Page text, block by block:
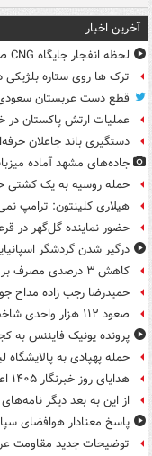
آخرین اخبار
لحظه انفجار جایگاه CNG صحنه در دوربین مداربسته
ترک ها روی ستاره
قطع دست عربستان
عملیات ارتش پاکستان در
دستگیری باند جاعلان
جاده‌های مشهد آماده
حمله روسیه به یک کشتی
هیلاری کلینتون: ترامپ
حضور نماینده گل‌گهر در
درگیر شدن گردشگر
کاهش ۳ درصدی مصرف برق برای دومین سال متوالی
حمیدرضا رجب زاده مداح
صعود ۱۱۲ هزار واحدی شاخص بورس در معاملات امروز
پرونده یونیک فایننس به
حمله پهپادی به پالایشگاه
هدایای روز خبرنگار ۱۴۰۵ اعلام شد
از این به بعد دیگر
پاسخ معنادار هوافضای
توضیحات جدید مقاومت